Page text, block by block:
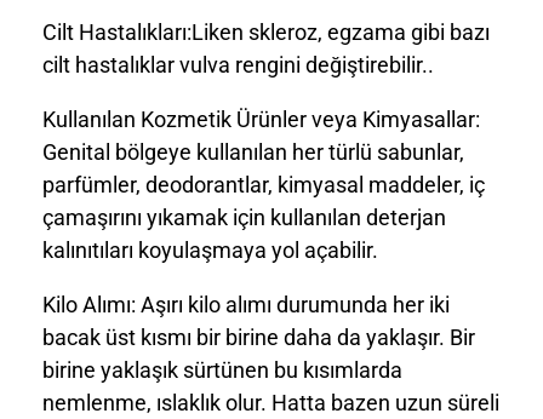
Cilt Hastalıkları:Liken skleroz, egzama gibi bazı
cilt hastalıklar vulva rengini değiştirebilir..
Kullanılan Kozmetik Ürünler veya Kimyasallar:
Genital bölgeye kullanılan her türlü sabunlar,
parfümler, deodorantlar, kimyasal maddeler, iç
çamaşırını yıkamak için kullanılan deterjan
kalınıtıları koyulaşmaya yol açabilir.
Kilo Alımı: Aşırı kilo alımı durumunda her iki
bacak üst kısmı bir birine daha da yaklaşır. Bir
birine yaklaşık sürtünen bu kısımlarda
nemlenme, ıslaklık olur. Hatta bazen uzun süreli